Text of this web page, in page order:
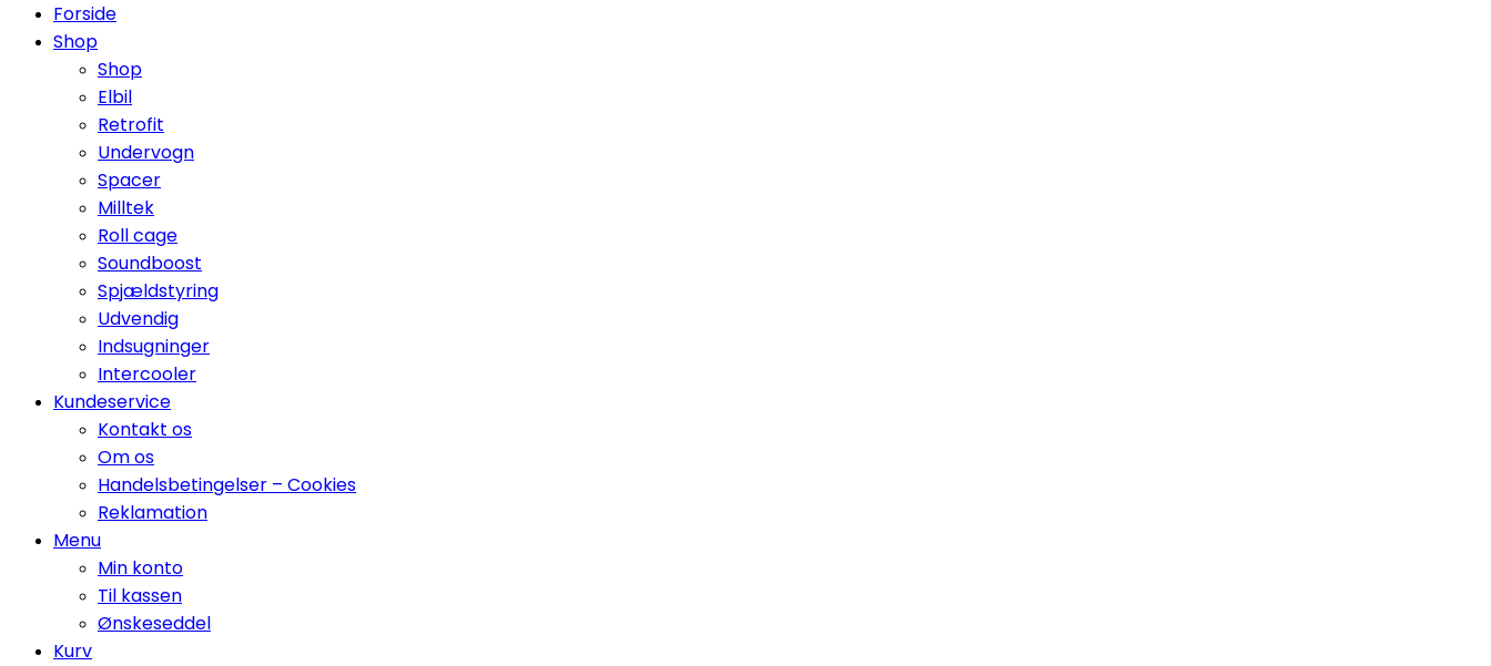
Forside
Shop
Shop
Elbil
Retrofit
Undervogn
Spacer
Milltek
Roll cage
Soundboost
Spjældstyring
Udvendig
Indsugninger
Intercooler
Kundeservice
Kontakt os
Om os
Handelsbetingelser – Cookies
Reklamation
Menu
Min konto
Til kassen
Ønskeseddel
Kurv